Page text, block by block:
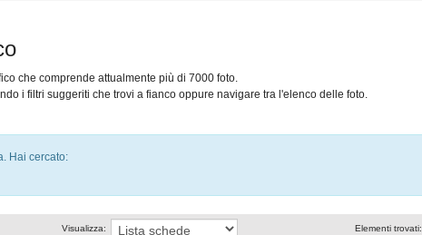
che comprende attualmente più di 7000 foto.
i filtri suggeriti che trovi a fianco oppure navigare tra l'elenco delle foto.
Hai cercato:
Visualizza: Elementi trovati: